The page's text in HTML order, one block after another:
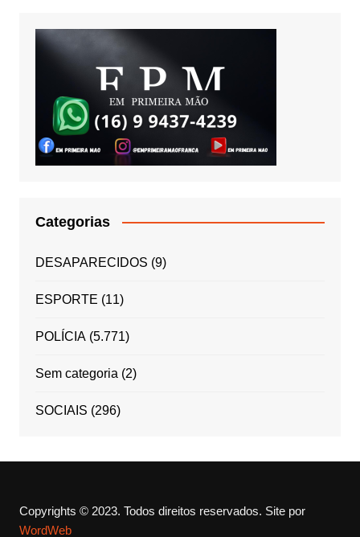
Categorias
DESAPARECIDOS (9)
ESPORTE (11)
POLÍCIA(5.771)
Sem categoria (2)
SOCIAIS (296)
Copyrights © 2023. Todos direitos reservados. Site por
WordWeb